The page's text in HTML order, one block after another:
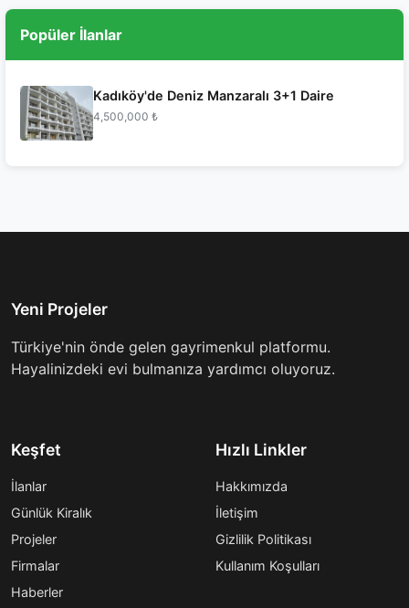
Popüler İlanlar
Kadıköy'de Deniz Manzaralı 3+1 Daire
4,500,000 ₺
Yeni Projeler
Türkiye'nin önde gelen gayrimenkul platformu.
Hayalinizdeki evi bulmanıza yardımcı oluyoruz.
Keşfet
İlanlar
Günlük Kiralık
Projeler
Firmalar
Haberler
Hızlı Linkler
Hakkımızda
İletişim
Gizlilik Politikası
Kullanım Koşulları